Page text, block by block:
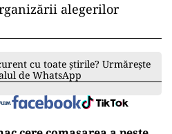
alegerilor
cu toate știrile? Urmărește
de WhatsApp